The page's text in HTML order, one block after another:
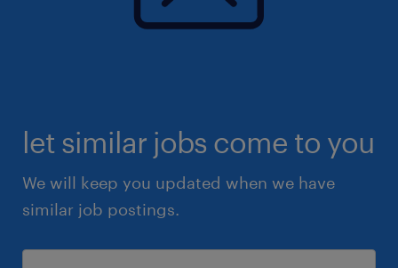
let similar jobs come to you
We will keep you updated when we have
similar job postings.